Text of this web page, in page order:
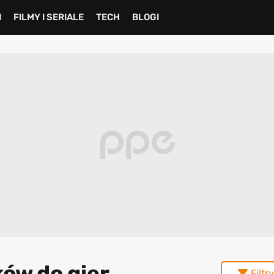
FILMY I SERIALE TECH BLOGI